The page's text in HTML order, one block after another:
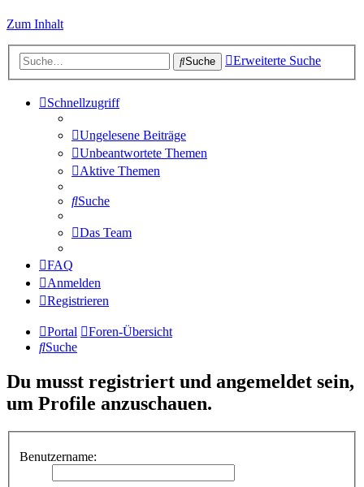
Zum Inhalt
Suche Erweiterte Suche
Schnellzugriff
Ungelesene Beiträge
Unbeantwortete Themen
Aktive Themen
Suche
Das Team
FAQ
Anmelden
Registrieren
Portal
Foren-Übersicht
Suche
Du musst registriert und angemeldet sein,
um Profile anzuschauen.
Benutzername: